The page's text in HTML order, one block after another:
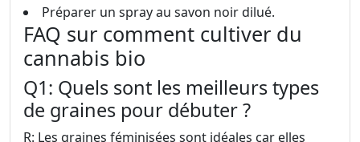
Préparer un spray au savon noir dilué.
FAQ sur comment cultiver du
cannabis bio
Q1: Quels sont les meilleurs types
de graines pour débuter ?
R: Les graines féminisées sont idéales car elles